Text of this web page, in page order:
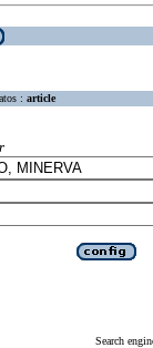
: article
Search